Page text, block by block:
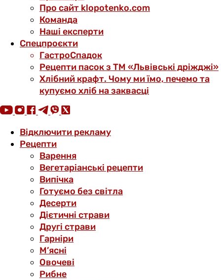
Про сайт klopotenko.com
Команда
Наші експерти
Спецпроєкти
ГастроСпадок
Рецепти пасок з ТМ «Львівські дріжджі»
Хлібний крафт. Чому ми їмо, печемо та
купуємо хліб на заквасці
Відключити рекламу
Рецепти
Варення
Вегетаріанські рецепти
Випічка
Готуємо без світла
Десерти
Дієтичні страви
Другі страви
Гарніри
М’ясні
Овочеві
Рибне